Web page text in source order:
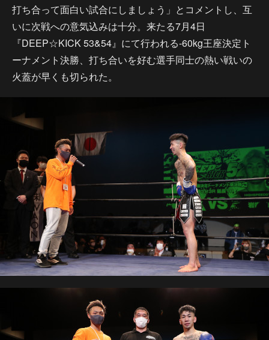
打ち合って面白い試合にしましょう」とコメントし、互
いに次戦への意気込みは十分。来たる7月4日
『DEEP☆KICK 53&54』にて行われる-60kg王座決定ト
ーナメント決勝、打ち合いを好む選手同士の熱い戦いの
火蓋が早くも切られた。